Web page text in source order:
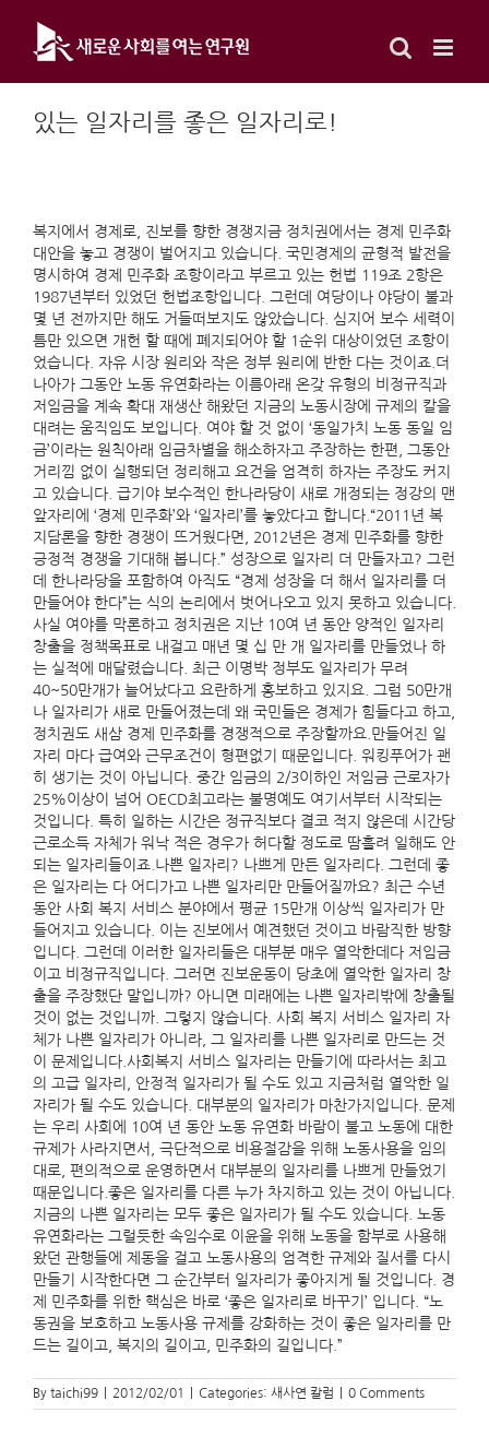
content
있는 일자리를 좋은 일자리로!
복지에서 경제로, 진보를 향한 경쟁지금 정치권에서는 경제 민주화
대안을 놓고 경쟁이 벌어지고 있습니다. 국민경제의 균형적 발전을
명시하여 경제 민주화 조항이라고 부르고 있는 헌법 119조 2항은
1987년부터 있었던 헌법조항입니다. 그런데 여당이나 야당이 불과
몇 년 전까지만 해도 거들떠보지도 않았습니다. 심지어 보수 세력이
틈만 있으면 개헌 할 때에 폐지되어야 할 1순위 대상이었던 조항이
었습니다. 자유 시장 원리와 작은 정부 원리에 반한 다는 것이죠.더
나아가 그동안 노동 유연화라는 이름아래 온갖 유형의 비정규직과
저임금을 계속 확대 재생산 해왔던 지금의 노동시장에 규제의 칼을
대려는 움직임도 보입니다. 여야 할 것 없이 ‘동일가치 노동 동일 임
금’이라는 원칙아래 임금차별을 해소하자고 주장하는 한편, 그동안
거리낌 없이 실행되던 정리해고 요건을 엄격히 하자는 주장도 커지
고 있습니다. 급기야 보수적인 한나라당이 새로 개정되는 정강의 맨
앞자리에 ‘경제 민주화’와 ‘일자리’를 놓았다고 합니다.“2011년 복
지담론을 향한 경쟁이 뜨거웠다면, 2012년은 경제 민주화를 향한
긍정적 경쟁을 기대해 봅니다.” 성장으로 일자리 더 만들자고? 그런
데 한나라당을 포함하여 아직도 “경제 성장을 더 해서 일자리를 더
만들어야 한다”는 식의 논리에서 벗어나오고 있지 못하고 있습니다.
사실 여야를 막론하고 정치권은 지난 10여 년 동안 양적인 일자리
창출을 정책목표로 내걸고 매년 몇 십 만 개 일자리를 만들었나 하
는 실적에 매달렸습니다. 최근 이명박 정부도 일자리가 무려
40~50만개가 늘어났다고 요란하게 홍보하고 있지요. 그럼 50만개
나 일자리가 새로 만들어졌는데 왜 국민들은 경제가 힘들다고 하고,
정치권도 새삼 경제 민주화를 경쟁적으로 주장할까요.만들어진 일
자리 마다 급여와 근무조건이 형편없기 때문입니다. 워킹푸어가 괜
히 생기는 것이 아닙니다. 중간 임금의 2/3이하인 저임금 근로자가
25%이상이 넘어 OECD최고라는 불명예도 여기서부터 시작되는
것입니다. 특히 일하는 시간은 정규직보다 결코 적지 않은데 시간당
근로소득 자체가 워낙 적은 경우가 허다할 정도로 땀흘려 일해도 안
되는 일자리들이죠.나쁜 일자리? 나쁘게 만든 일자리다. 그런데 좋
은 일자리는 다 어디가고 나쁜 일자리만 만들어질까요? 최근 수년
동안 사회 복지 서비스 분야에서 평균 15만개 이상씩 일자리가 만
들어지고 있습니다. 이는 진보에서 예견했던 것이고 바람직한 방향
입니다. 그런데 이러한 일자리들은 대부분 매우 열악한데다 저임금
이고 비정규직입니다. 그러면 진보운동이 당초에 열악한 일자리 창
출을 주장했단 말입니까? 아니면 미래에는 나쁜 일자리밖에 창출될
것이 없는 것입니까. 그렇지 않습니다. 사회 복지 서비스 일자리 자
체가 나쁜 일자리가 아니라, 그 일자리를 나쁜 일자리로 만드는 것
이 문제입니다.사회복지 서비스 일자리는 만들기에 따라서는 최고
의 고급 일자리, 안정적 일자리가 될 수도 있고 지금처럼 열악한 일
자리가 될 수도 있습니다. 대부분의 일자리가 마찬가지입니다. 문제
는 우리 사회에 10여 년 동안 노동 유연화 바람이 불고 노동에 대한
규제가 사라지면서, 극단적으로 비용절감을 위해 노동사용을 임의
대로, 편의적으로 운영하면서 대부분의 일자리를 나쁘게 만들었기
때문입니다.좋은 일자리를 다른 누가 차지하고 있는 것이 아닙니다.
지금의 나쁜 일자리는 모두 좋은 일자리가 될 수도 있습니다. 노동
유연화라는 그럴듯한 속임수로 이윤을 위해 노동을 함부로 사용해
왔던 관행들에 제동을 걸고 노동사용의 엄격한 규제와 질서를 다시
만들기 시작한다면 그 순간부터 일자리가 좋아지게 될 것입니다. 경
제 민주화를 위한 핵심은 바로 ‘좋은 일자리로 바꾸기’ 입니다. “노
동권을 보호하고 노동사용 규제를 강화하는 것이 좋은 일자리를 만
드는 길이고, 복지의 길이고, 민주화의 길입니다.”
By taichi99 2012/02/01 Categories: 새사연 칼럼 0 Comments